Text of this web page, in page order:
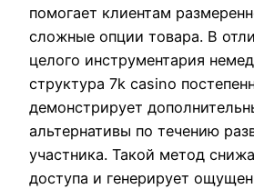
помогает клиентам
сложные опции товара. В
целого инструментария
структура 7k casino
демонстрирует
альтернативы по течению
участника. Такой метод
доступа и генерирует